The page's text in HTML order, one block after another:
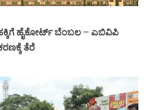
ಹೈಕೋರ್ಟ್ ಬೆಂಬಲ – ಎಬಿವಿಪಿ
ತೆರೆ